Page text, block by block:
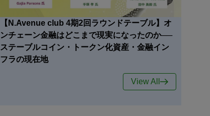
【N.Avenue club 4期2回ラウンドテーブル】オ
ンチェーン金融はどこまで現実になったのか──
ステーブルコイン・トークン化資産・金融イン
フラの現在地
View All